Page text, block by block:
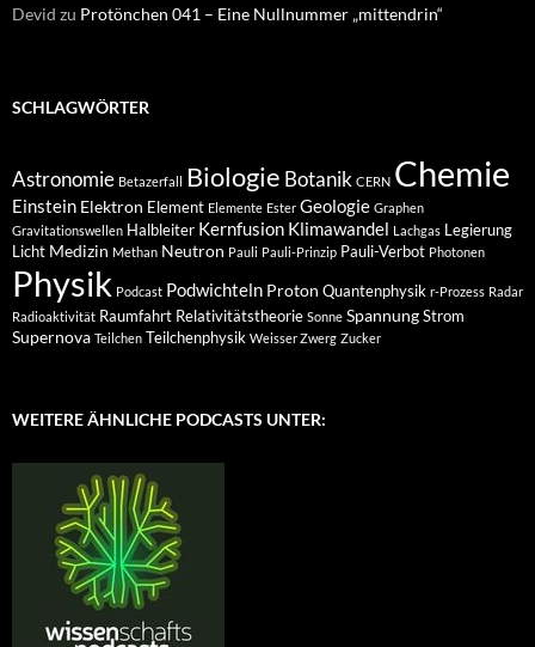
Devid zu Protönchen 041 – Eine Nullnummer „mittendrin“
SCHLAGWÖRTER
Astronomie Betazerfall Biologie Botanik CERN Chemie
Einstein Elektron Element Elemente Ester Geologie Graphen
Gravitationswellen Halbleiter Kernfusion Klimawandel Lachgas Legierung
Licht Medizin Methan Neutron Pauli Pauli-Prinzip Pauli-Verbot Photonen
Physik Podcast Podwichteln Proton Quantenphysik r-Prozess Radar
Radioaktivität Raumfahrt Relativitätstheorie Sonne Spannung Strom
Supernova Teilchen Teilchenphysik Weisser Zwerg Zucker
WEITERE ÄHNLICHE PODCASTS UNTER: